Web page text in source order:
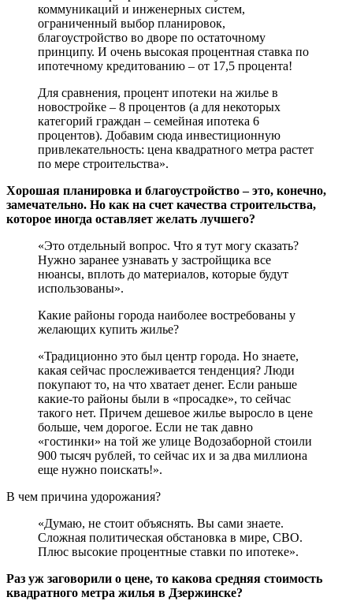
коммуникаций и инженерных систем,
ограниченный выбор планировок,
благоустройство во дворе по остаточному
принципу. И очень высокая процентная ставка по
ипотечному кредитованию – от 17,5 процента!
Для сравнения, процент ипотеки на жилье в
новостройке – 8 процентов (а для некоторых
категорий граждан – семейная ипотека 6
процентов). Добавим сюда инвестиционную
привлекательность: цена квадратного метра растет
по мере строительства».
Хорошая планировка и благоустройство – это, конечно,
замечательно. Но как на счет качества строительства,
которое иногда оставляет желать лучшего?
«Это отдельный вопрос. Что я тут могу сказать?
Нужно заранее узнавать у застройщика все
нюансы, вплоть до материалов, которые будут
использованы».
Какие районы города наиболее востребованы у
желающих купить жилье?
«Традиционно это был центр города. Но знаете,
какая сейчас прослеживается тенденция? Люди
покупают то, на что хватает денег. Если раньше
какие-то районы были в «просадке», то сейчас
такого нет. Причем дешевое жилье выросло в цене
больше, чем дорогое. Если не так давно
«гостинки» на той же улице Водозаборной стоили
900 тысяч рублей, то сейчас их и за два миллиона
еще нужно поискать!».
В чем причина удорожания?
«Думаю, не стоит объяснять. Вы сами знаете.
Сложная политическая обстановка в мире, СВО.
Плюс высокие процентные ставки по ипотеке».
Раз уж заговорили о цене, то какова средняя стоимость
квадратного метра жилья в Дзержинске?